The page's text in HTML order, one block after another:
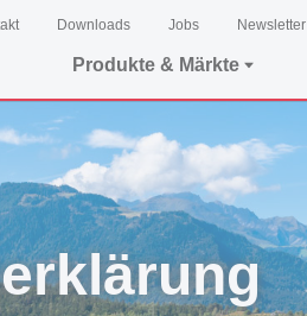
Downloads Jobs Newsletter
Produkte & Märkte